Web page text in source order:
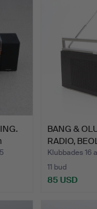
BANG &
RADIO,
1900-ta…
Klubbades 16
11 bud
85 USD